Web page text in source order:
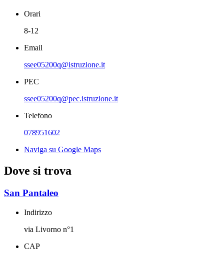
Orari
8-12
Email
ssee05200q@istruzione.it
PEC
ssee05200q@pec.istruzione.it
Telefono
078951602
Naviga su Google Maps
Dove si trova
San Pantaleo
Indirizzo
via Livorno n°1
CAP